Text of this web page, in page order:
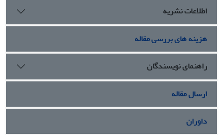
اطلاعات نشریه
هزینه های بررسی مقاله
راهنمای نویسندگان
ارسال مقاله
داوران